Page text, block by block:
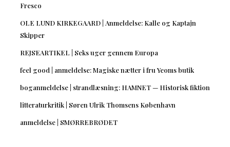
Fresco
OLE LUND KIRKEGAARD | Anmeldelse: Kalle og Kaptajn
Skipper
REJSEARTIKEL | Seks uger gennem Europa
feel good | anmeldelse: Magiske nætter i fru Yeoms butik
boganmeldelse | strandlæsning: HAMNET — Historisk fiktion
litteraturkritik | Søren Ulrik Thomsens København
anmeldelse | SMØRREBRØDET